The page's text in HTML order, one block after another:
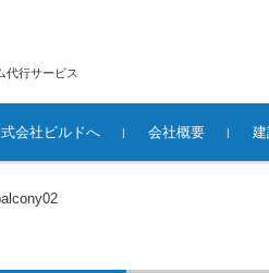
代行サービス
会社ビルドへ
会社概要